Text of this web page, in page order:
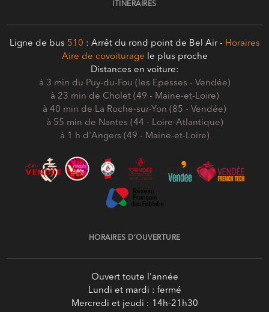
ITINÉRAIRES
Ligne de bus 510 : Arrêt du rond point de Bel Air - Horaires
Aire de covoiturage le plus proche
Distances en voiture:
à 3 min du Puy-du-Fou (les Epesses - Vendée)
à 23 min de Cholet (49 - Maine-et-Loire)
à 40 min de La Roche-sur-Yon (85 - Vendée)
à 55 min de Nantes (44 - Loire-Atlantique)
à 1 h d'Angers (49 - Maine-et-Loire)
HORAIRES D’OUVERTURE
Ouvert toute l'année
Lundi et mardi : fermé
Mercredi et jeudi : 14h-21h30